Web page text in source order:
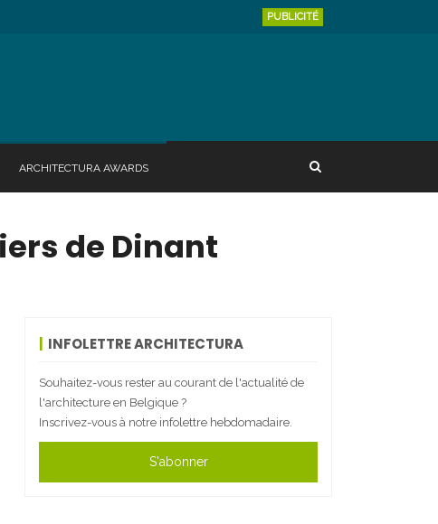
PUBLICITÉ
ARCHITECTURA AWARDS
de Dinant
INFOLETTRE ARCHITECTURA
Souhaitez-vous rester au courant de l'actualité de
l'architecture en Belgique ?
Inscrivez-vous à notre infolettre hebdomadaire.
S'abonner